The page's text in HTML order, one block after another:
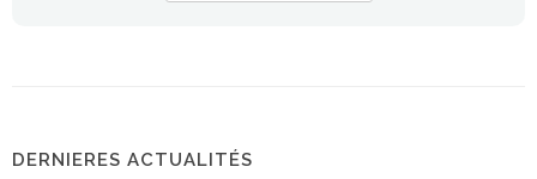
DERNIERES ACTUALITÉS